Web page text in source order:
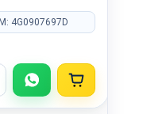
4G0907697D